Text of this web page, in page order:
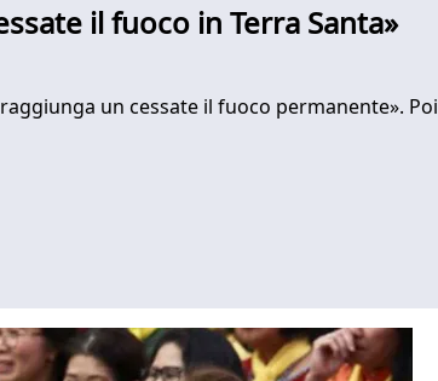
il fuoco in Terra Santa»
un cessate il fuoco permanente».